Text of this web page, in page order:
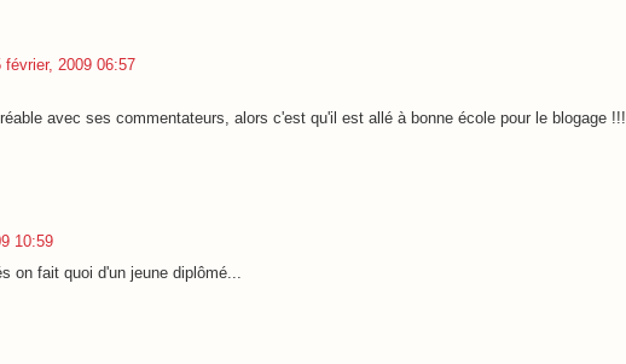
février, 2009 06:57
avec ses commentateurs, alors c'est qu'il est allé à bonne école pour le blogage !!!
10:59
on fait quoi d'un jeune diplômé...